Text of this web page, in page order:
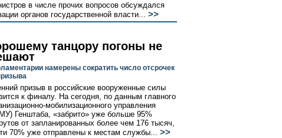
в числе прочих вопросов обсуждался
органов государственной власти... >>
танцору погоны не
намерены сократить число отсрочек
призыв в российские вооруженные силы
к финалу. На сегодня, по данным главного
мобилизационного управления
Генштаба, «забрито» уже больше 95%
от запланированных более чем 176 тысяч,
70% уже отправлены к местам службы... >>